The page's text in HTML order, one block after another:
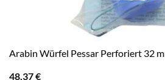
Arabin Würfel Pessar Perforiert 32
48,37€